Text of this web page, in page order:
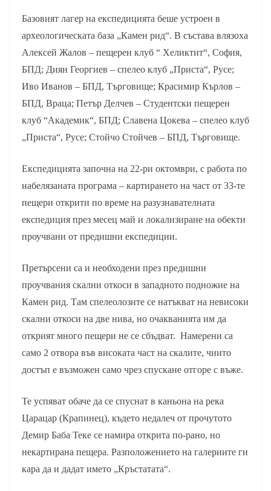
Базовият лагер на експедицията беше устроен в
археологическата база „Камен рид“. В състава влязоха
Алексей Жалов – пещерен клуб “ Хеликтит“, София,
БПД; Диян Георгиев – спелео клуб „Приста“, Русе;
Иво Иванов – БПД, Търговище; Красимир Кърлов –
БПД, Враца; Петър Делчев – Студентски пещерен
клуб “Академик“, БПД; Славена Цокева – спелео клуб
„Приста“, Русе; Стойчо Стойчев – БПД, Търговище.
Експедицията започна на 22-ри октомври, с работа по
набелязаната програма – картирането на част от 33-те
пещери открити по време на разузнавателната
експедиция през месец май и локализиране на обекти
проучвани от предишни експедиции.
Претърсени са и необходени през предишни
проучвания скални откоси в западното подножие на
Камен рид. Там спелеолозите се натъкват на невисоки
скални откоси на две нива, но очакванията им да
открият много пещери не се сбъдват. Намерени са
само 2 отвора във високата част на скалите, чиито
достъп е възможен само чрез спускане отгоре с въже.
Те успяват обаче да се спуснат в каньона на река
Царацар (Крапинец), където недалеч от прочутото
Демир Баба Теке се намира открита по-рано, но
некартирана пещера. Разположението на галериите ги
кара да и дадат името „Кръстатата“.